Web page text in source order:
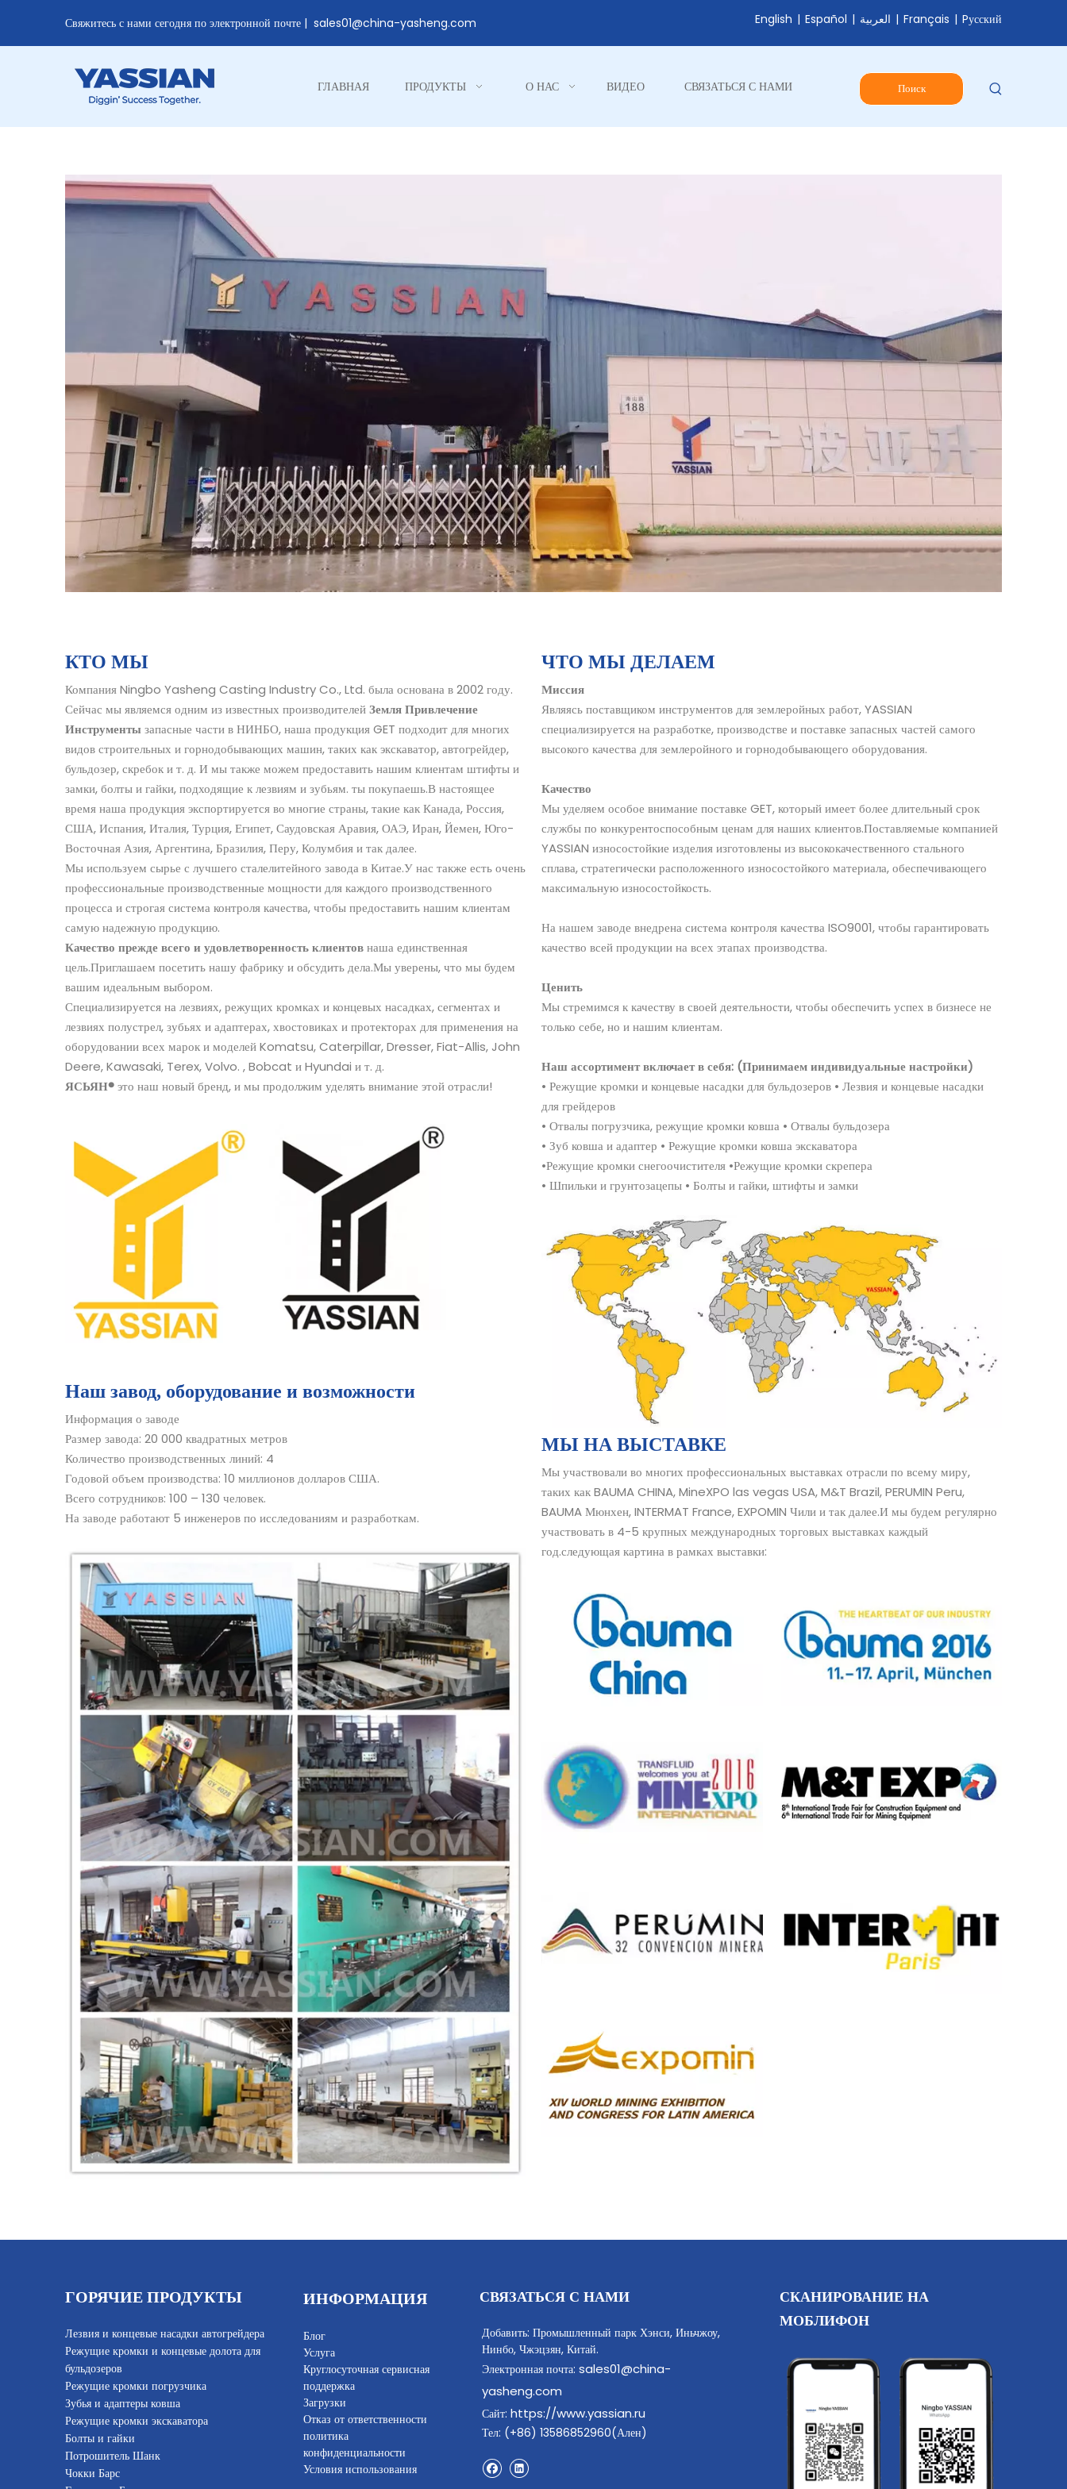
Свяжитесь с нами сегодня по электронной почте | sales01@china-yasheng.com English | Español | العربية | Français | Pусский
ГЛАВНАЯ ПРОДУКТЫ О НАС ВИДЕО СВЯЗАТЬСЯ С НАМИ Поиск
КТО МЫ
Компания Ningbo Yasheng Casting Industry Co., Ltd. была основана в 2002 году.
Сейчас мы являемся одним из известных производителейЗемляПривлечение
Инструменты запасные части в НИНБО, наша продукция GET подходит для многих
видов строительных и горнодобывающих машин, таких как экскаватор, автогрейдер,
бульдозер, скребок и т. д. И мы также можем предоставить нашим клиентам штифты и
замки, болты и гайки, подходящие к лезвиям и зубьям. ты покупаешь.В настоящее
время наша продукция экспортируется во многие страны, такие как Канада, Россия,
США, Испания, Италия, Турция, Египет, Саудовская Аравия, ОАЭ, Иран, Йемен, Юго-
Восточная Азия, Аргентина, Бразилия, Перу, Колумбия и так далее.
Мы используем сырье с лучшего сталелитейного завода в Китае.У нас также есть очень
профессиональные производственные мощности для каждого производственного
процесса и строгая система контроля качества, чтобы предоставить нашим клиентам
самую надежную продукцию.
Качество прежде всего и удовлетворенность клиентовнаша единственная
цель.Приглашаем посетить нашу фабрику и обсудить дела.Мы уверены, что мы будем
вашим идеальным выбором.
Специализируется на лезвиях, режущих кромках и концевых насадках, сегментах и ​​
лезвиях полустрел, зубьях и адаптерах, хвостовиках и протекторах для применения на
оборудовании всех марок и моделей Komatsu, Caterpillar, Dresser, Fiat-Allis, John
Deere, Kawasaki, Terex, Volvo. , Bobcat и Hyundai и т. д.
ЯСЬЯН®это наш новый бренд, и мы продолжим уделять внимание этой отрасли!
Наш завод, оборудование и возможности
Информация о заводе
Размер завода: 20 000 квадратных метров
Количество производственных линий: 4
Годовой объем производства: 10 миллионов долларов США.
Всего сотрудников: 100 – 130 человек.
На заводе работают 5 инженеров по исследованиям и разработкам.
ЧТО МЫ ДЕЛАЕМ
Миссия
Являясь поставщиком инструментов для землеройных работ, YASSIAN
специализируется на разработке, производстве и поставке запасных частей самого
высокого качества для землеройного и горнодобывающего оборудования.
Качество
Мы уделяем особое внимание поставке GET, который имеет более длительный срок
службы по конкурентоспособным ценам для наших клиентов.Поставляемые компанией
YASSIAN износостойкие изделия изготовлены из высококачественного стального
сплава, стратегически расположенного износостойкого материала, обеспечивающего
максимальную износостойкость.
На нашем заводе внедрена система контроля качества ISO9001, чтобы гарантировать
качество всей продукции на всех этапах производства.
Ценить
Мы стремимся к качеству в своей деятельности, чтобы обеспечить успех в бизнесе не
только себе, но и нашим клиентам.
Наш ассортимент включает в себя: (Принимаем индивидуальные настройки)
• Режущие кромки и концевые насадки для бульдозеров • Лезвия и концевые насадки
для грейдеров
• Отвалы погрузчика, режущие кромки ковша • Отвалы бульдозера
• Зуб ковша и адаптер • Режущие кромки ковша экскаватора
•Режущие кромки снегоочистителя •Режущие кромки скрепера
• Шпильки и грунтозацепы • Болты и гайки, штифты и замки
МЫ НА ВЫСТАВКЕ
Мы участвовали во многих профессиональных выставках отрасли по всему миру,
таких как BAUMA CHINA, MineXPO las vegas USA, M&T Brazil, PERUMIN Peru,
BAUMA Мюнхен, INTERMAT France, EXPOMIN Чили и так далее.И мы будем регулярно
участвовать в 4-5 крупных международных торговых выставках каждый
год.следующая картина в рамках выставки:
ГОРЯЧИЕ ПРОДУКТЫ
Лезвия и концевые насадки автогрейдера
Режущие кромки и концевые долота для
бульдозеров
Режущие кромки погрузчика
Зубья и адаптеры ковша
Режущие кромки экскаватора
Болты и гайки
Потрошитель Шанк
Чокки Барс
ИНФОРМАЦИЯ
Блог
Услуга
Круглосуточная сервисная
поддержка
Загрузки
Отказ от ответственности
политика
конфиденциальности
Условия использования
СВЯЗАТЬСЯ С НАМИ
Добавить: Промышленный парк Хэнси, Иньчжоу,
Нинбо, Чжэцзян, Китай.
Электронная почта: sales01@china-
yasheng.com
Сайт: https://www.yassian.ru
Тел: (+86) 13586852960(Ален)
СКАНИРОВАНИЕ НА
МОБЛИФОН